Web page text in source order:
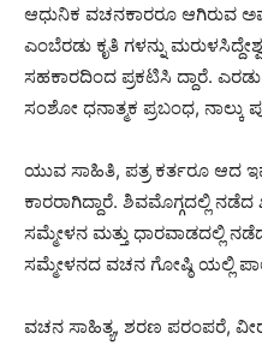
ಆಧುನಿಕ ವಚನಕಾರರೂ ಆಗಿರುವ
ಎಂಬೆರಡು ಕೃತಿ ಗಳನ್ನು
ಸಹಕಾರದಿಂದ ಪ್ರಕಟಿಸಿ ದ್ದಾರೆ.
ಸಂಶೋ ಧನಾತ್ಮಕ ಪ್ರಬಂಧ, ನಾಲ್ಕು
ಯುವ ಸಾಹಿತಿ, ಪತ್ರ ಕರ್ತರೂ ಆದ
ಕಾರರಾಗಿದ್ದಾರೆ. ಶಿವಮೊಗ್ಗದಲ್ಲಿ
ಸಮ್ಮೇಳನ ಮತ್ತು ಧಾರವಾಡದಲ್ಲಿ
ಸಮ್ಮೇಳನದ ವಚನ ಗೋಷ್ಠಿ ಯಲ್ಲಿ
ವಚನ ಸಾಹಿತ್ಯ, ಶರಣ ಪರಂಪರೆ,